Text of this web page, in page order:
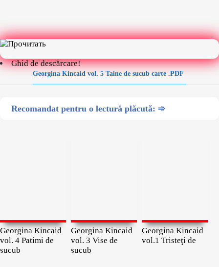
Ghid de descărcare!
Georgina Kincaid vol. 5 Taine de sucub carte .PDF
Recomandat pentru o lectură plăcută: ➾
Georgina Kincaid
vol. 4 Patimi de
sucub
Georgina Kincaid
vol. 3 Vise de
sucub
Georgina Kincaid
vol.1 Tristeţi de